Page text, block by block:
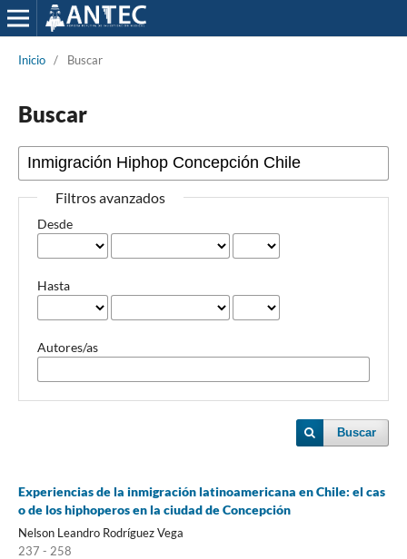
Inicio / Buscar
Buscar
Filtros avanzados
Desde
Hasta
Autores/as
Buscar
Experiencias de la inmigración latinoamericana en Chile: el cas
o de los hiphoperos en la ciudad de Concepción
Nelson Leandro Rodríguez Vega
237 - 258